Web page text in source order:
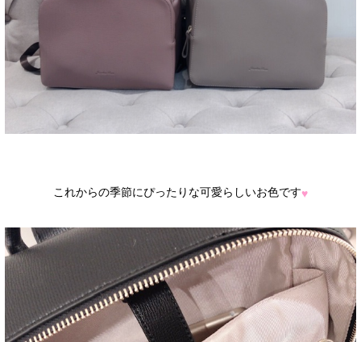
これからの季節にぴったりな可愛らしいお色です♥